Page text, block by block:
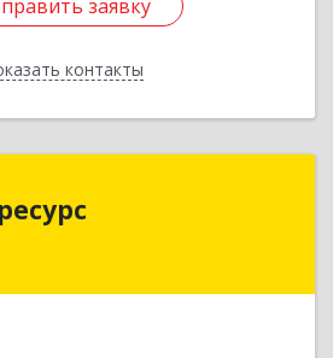
заявку
контакты
заявку
Назад
обл, Новосибирск г,